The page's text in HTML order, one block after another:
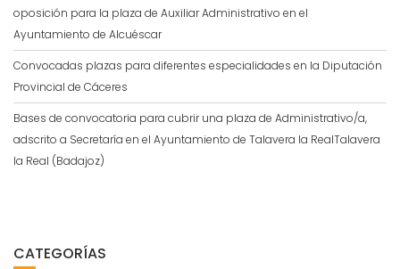
oposición para la plaza de Auxiliar Administrativo en el
Ayuntamiento de Alcuéscar
Convocadas plazas para diferentes especialidades en la Diputación
Provincial de Cáceres
Bases de convocatoria para cubrir una plaza de Administrativo/a,
adscrito a Secretaría en el Ayuntamiento de Talavera la RealTalavera
la Real (Badajoz)
CATEGORÍAS